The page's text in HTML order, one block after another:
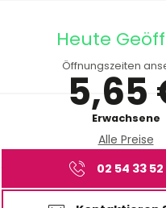
Heute
Öffnungszeiten
5,65
Erwachsene
Alle Preise
02 54 33 52